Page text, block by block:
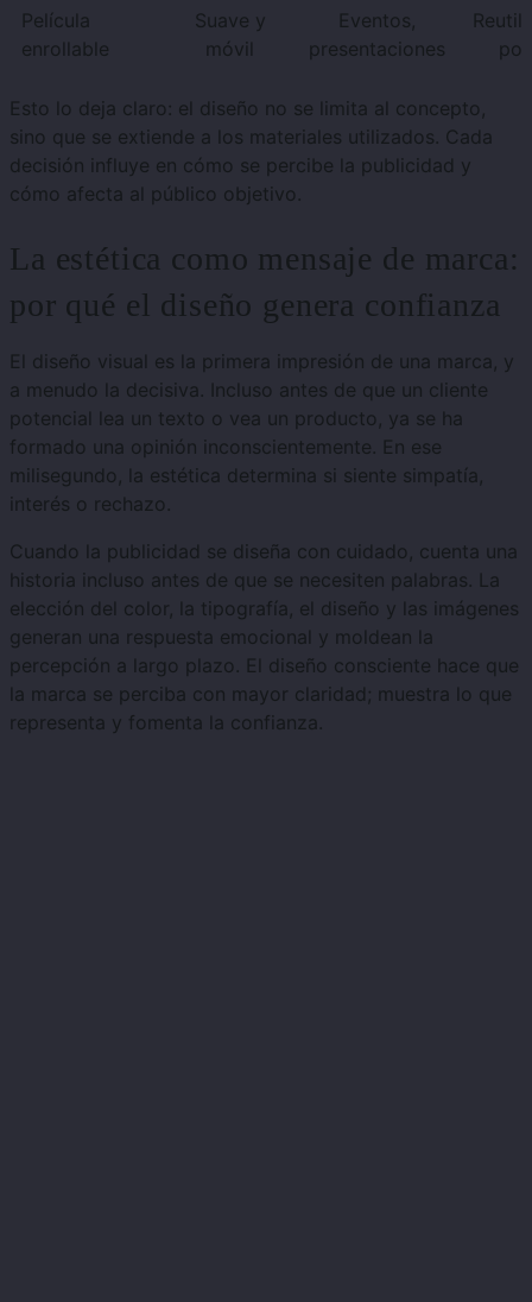
Película
enrollable
Suave y
móvil
Eventos,
presentaciones
Esto lo deja claro: el diseño no se limita al concepto,
sino que se extiende a los materiales utilizados. Cada
decisión influye en cómo se percibe la publicidad y
cómo afecta al público objetivo.
La estética como mensaje de marca:
por qué el diseño genera confianza
El diseño visual es la primera impresión de una marca, y
a menudo la decisiva. Incluso antes de que un cliente
potencial lea un texto o vea un producto, ya se ha
formado una opinión inconscientemente. En ese
milisegundo, la estética determina si siente simpatía,
interés o rechazo.
Cuando la publicidad se diseña con cuidado, cuenta una
historia incluso antes de que se necesiten palabras. La
elección del color, la tipografía, el diseño y las imágenes
generan una respuesta emocional y moldean la
percepción a largo plazo. El diseño consciente hace que
la marca se perciba con mayor claridad; muestra lo que
representa y fomenta la confianza.